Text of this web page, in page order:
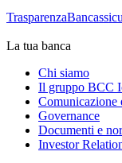
Trasparenza
La tua banca
Chi siamo
Il gruppo BCC
Comunicazione
Governance
Documenti e
Investor